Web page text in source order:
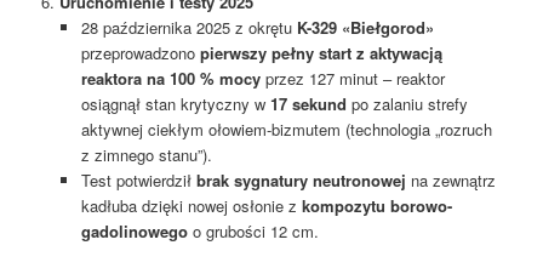
28 października 2025 z okrętu K-329 «Biełgorod»
przeprowadzono pierwszy pełny start z aktywacją
reaktora na 100 % mocyprzez 127 minut – reaktor
osiągnął stan krytyczny w 17 sekund po zalaniu strefy
aktywnej ciekłym ołowiem-bizmutem (technologia „rozruch
z zimnego stanu”).
Test potwierdził brak sygnatury neutronowej na zewnątrz
kadłuba dzięki nowej osłonie z kompozytu borowo-
gadolinowegoo grubości 12 cm.